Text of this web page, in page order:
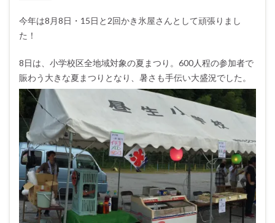
今年は8月8日・15日と2回かき氷屋さんとして頑張りまし
た！
8日は、小学校区全地域対象の夏まつり。600人程の参加者で
賑わう大きな夏まつりとなり、暑さも手伝い大盛況でした。